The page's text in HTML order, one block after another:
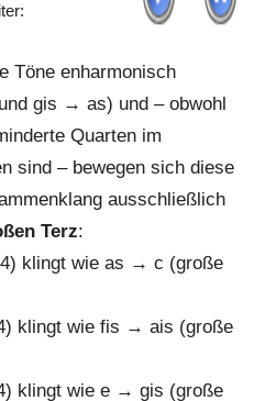
Töne enharmonisch
gis → as) und – obwohl
Quarten im
sind – bewegen sich diese
ausschließlich
Terz:
klingt wie as → c (große
klingt wie fis → ais (große
klingt wie e → gis (große